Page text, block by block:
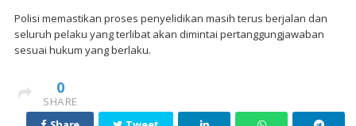
Polisi memastikan proses penyelidikan masih terus berjalan dan
seluruh pelaku yang terlibat akan dimintai pertanggungjawaban
sesuai hukum yang berlaku.
0
SHARE